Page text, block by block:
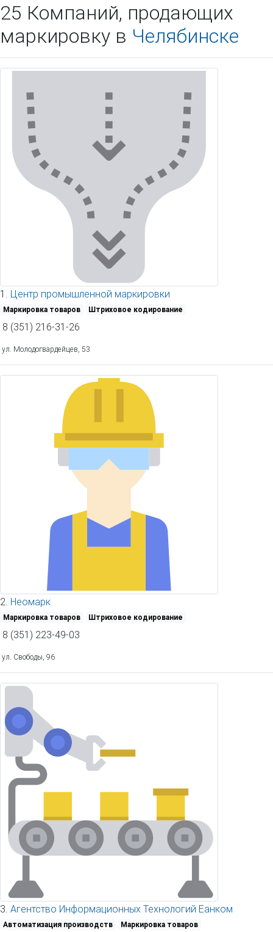
25 Компаний, продающих
маркировку в Челябинске
1. Центр промышленной маркировки
Маркировка товаров Штриховое кодирование
8 (351) 216-31-26
ул. Молодогвардейцев, 53
2. Неомарк
Маркировка товаров Штриховое кодирование
8 (351) 223-49-03
ул. Свободы, 96
3. Агентство Информационных Технологий Еанком
Автоматизация производств Маркировка товаров